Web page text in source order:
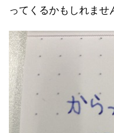
ってくるかもしれませ